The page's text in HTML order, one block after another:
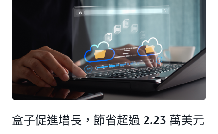
盒子促進增長，節省超過 2.23 萬美元